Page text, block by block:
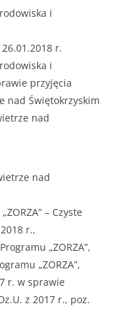
i
r.
i
przyjęcia
nad Świętokrzyskim
nad
nad
– Czyste
r.,
„ZORZA”,
„ZORZA”,
r. w sprawie
z 2017 r., poz.